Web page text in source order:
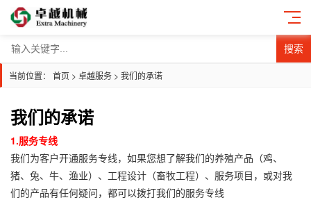
搜索
当前位置： 首页 > 卓越服务 > 我们的承诺
我们的承诺
1.服务专线
我们为客户开通服务专线，如果您想了解我们的养殖产品（鸡、
猪、兔、牛、渔业）、工程设计（畜牧工程）、服务项目，或对我
们的产品有任何疑问，都可以拨打我们的服务专线